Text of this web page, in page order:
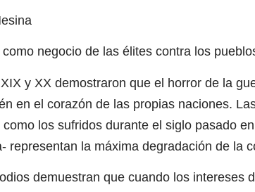
negocio de las élites contra los
y XX demostraron que el horror de la
en el corazón de las propias naciones.
los sufridos durante el siglo pasado
representan la máxima degradación de la
demuestran que cuando los intereses